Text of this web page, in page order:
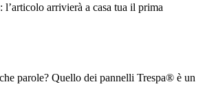
arrivierà a casa tua il prima
parole? Quello dei pannelli Trespa® è un